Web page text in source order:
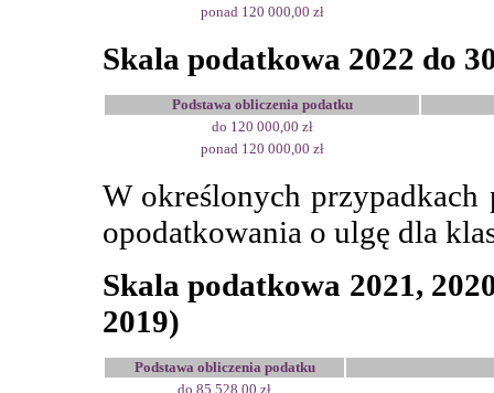
ponad 120 000,00 zł
Skala podatkowa 2022 do
Podstawa obliczenia podatku
do 120 000,00 zł
ponad 120 000,00 zł
W określonych przypadkach
opodatkowania o ulgę dla
Skala podatkowa 2021,
2019)
Podstawa obliczenia podatku
do 85 528,00 zł